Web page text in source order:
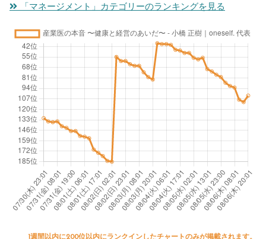
「マネージメント」カテゴリーのランキングを見る
1週間以内に200位以内にランクインしたチャートのみが掲載されます。